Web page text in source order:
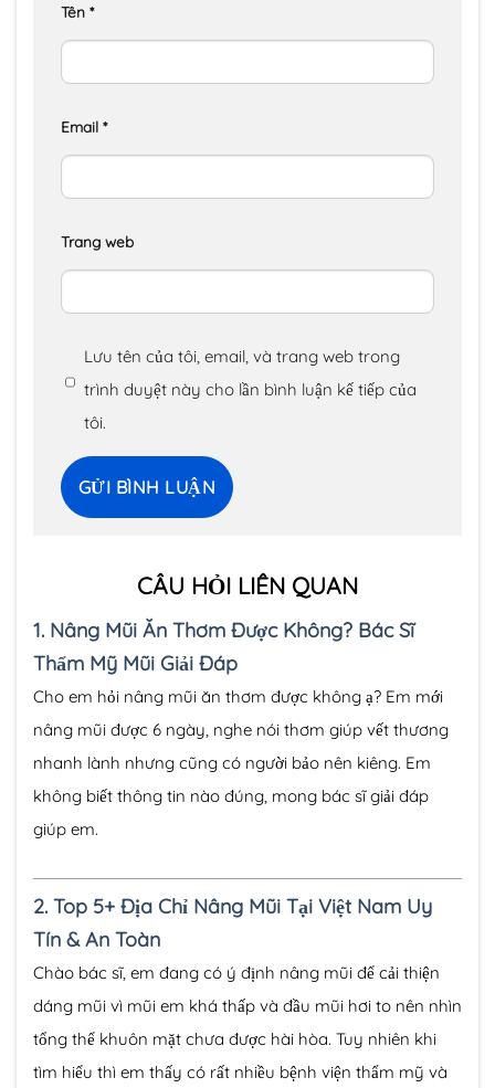
Tên *
Email *
Trang web
Lưu tên của tôi, email, và trang web trong
trình duyệt này cho lần bình luận kế tiếp của
tôi.
CÂU HỎI LIÊN QUAN
1. Nâng Mũi Ăn Thơm Được Không? Bác Sĩ
Thẩm Mỹ Mũi Giải Đáp
Cho em hỏi nâng mũi ăn thơm được không ạ? Em mới
nâng mũi được 6 ngày, nghe nói thơm giúp vết thương
nhanh lành nhưng cũng có người bảo nên kiêng. Em
không biết thông tin nào đúng, mong bác sĩ giải đáp
giúp em.
2. Top 5+ Địa Chỉ Nâng Mũi Tại Việt Nam Uy
Tín & An Toàn
Chào bác sĩ, em đang có ý định nâng mũi để cải thiện
dáng mũi vì mũi em khá thấp và đầu mũi hơi to nên nhìn
tổng thể khuôn mặt chưa được hài hòa. Tuy nhiên khi
tìm hiểu thì em thấy có rất nhiều bệnh viện thẩm mỹ và